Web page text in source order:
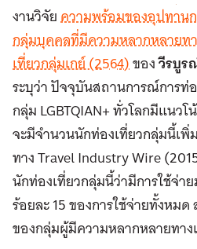
งานวิจัยความพร้อมของอุปทานก
กลุ่มบุคคลที่มีความหลากหลายท
เที่ยวกลุ่มเกย์ (2564)ของวีรบูร
ระบุว่า ปัจจุบันสถานการณ์การท่
กลุ่ม LGBTQIAN+ ทั่วโลกมีแนว
จะมีจํานวนนักท่องเที่ยวกลุ่มนี้เพิ่
ทาง Travel Industry Wire
นักท่องเที่ยวกลุ่มนี้ว่ามีการใช้จ่า
ร้อยละ 15 ของการใช้จ่ายทั้งหม
ของกลุ่มผู้มีความหลากหลายทาง